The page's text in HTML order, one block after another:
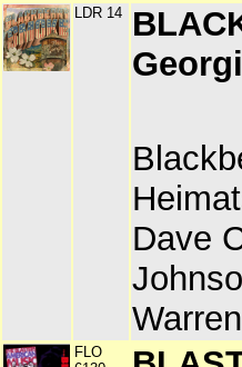
LDR 14
Dave
FLO